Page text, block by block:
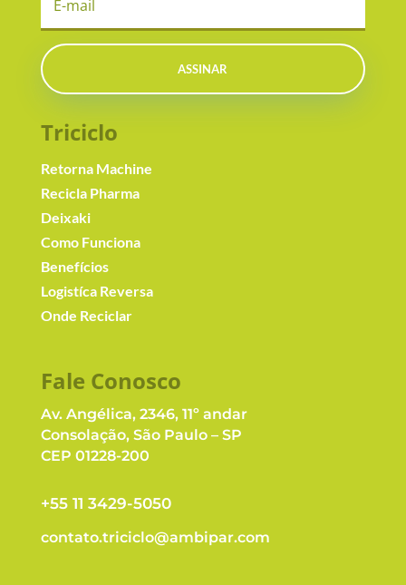
ASSINAR
Triciclo
Retorna Machine
Recicla Pharma
Deixaki
Como Funciona
Benefícios
Logistíca Reversa
Onde Reciclar
Fale Conosco
Av. Angélica, 2346, 11º andar
Consolação, São Paulo – SP
CEP 01228-200
+55 11 3429-5050
contato.triciclo@ambipar.com